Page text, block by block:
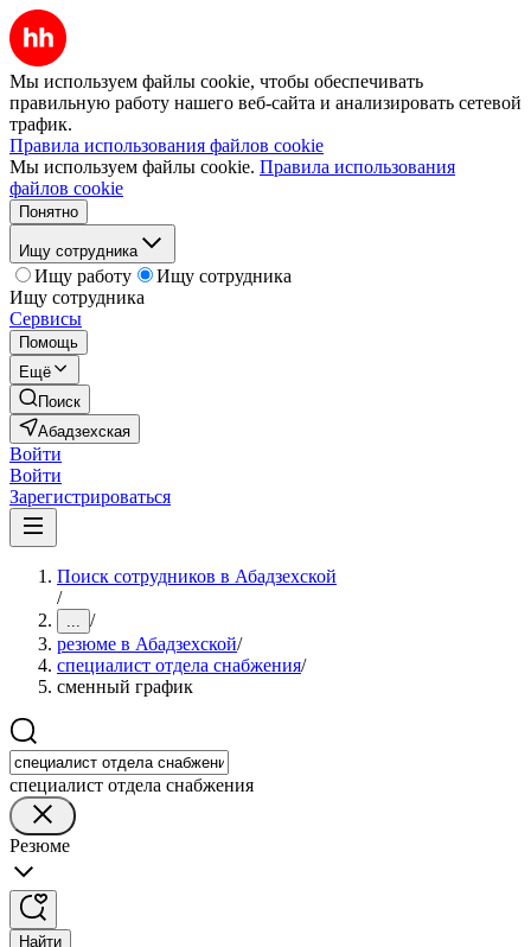
Мы используем файлы cookie, чтобы обеспечивать
правильную работу нашего веб-сайта и анализировать сетевой
трафик.
Правила использования файлов cookie
Мы используем файлы cookie. Правила использования
файлов cookie
Понятно
Ищу сотрудника
Ищу работу
Ищу сотрудника
Ищу сотрудника
Сервисы
Помощь
Ещё
Поиск
Абадзехская
Войти
Войти
Зарегистрироваться
Поиск сотрудников в Абадзехской
/
... /
резюме в Абадзехской/
специалист отдела снабжения/
сменный график
специалист отдела снабжения
Резюме
Найти